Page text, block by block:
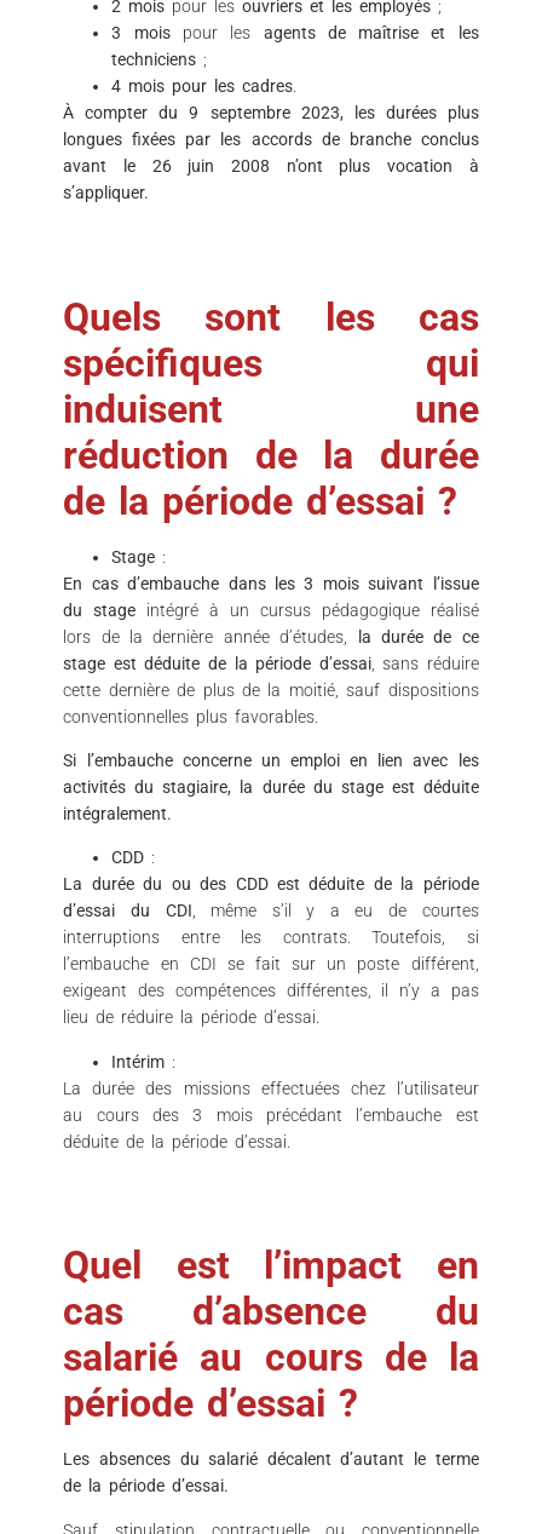
2 mois pour lesouvriers et les employés ;
3 moispour les agents de maîtrise et les
techniciens ;
4 mois pour les cadres.
À compter du 9 septembre 2023, les durées plus
longues fixées par les accords de branche conclus
avant le 26 juin 2008 n’ont plus vocation à
s’appliquer.
Quels sont les cas
spécifiques qui
induisent une
réduction de la durée
de la période d’essai ?
Stage :
En cas d’embauche dans les 3 mois suivant l’issue
du stage intégré à un cursus pédagogique réalisé
lors de la dernière année d’études,
la durée de ce
stage est déduite de la période d’essai, sans réduire
cette dernière de plus de la moitié, sauf dispositions
conventionnelles plus favorables.
Si l’embauche concerne un emploi en lien avec les
activités du stagiaire, la durée du stage est déduite
intégralement.
CDD :
La durée du ou des CDD est déduite de la période
d’essai du CDI, même s’il y a eu de courtes
interruptions entre les contrats. Toutefois, si
l’embauche en CDI se fait sur un poste différent,
exigeant des compétences différentes, il n’y a pas
lieu de réduire la période d’essai.
Intérim :
La durée des missions effectuées chez l’utilisateur
au cours des 3 mois précédant l’embauche est
déduite de la période d’essai.
Quel est l’impact en
cas d’absence du
salarié au cours de la
période d’essai ?
Les absences du salarié décalent d’autant le terme
de la période d’essai.
Sauf stipulation contractuelle ou conventionnelle